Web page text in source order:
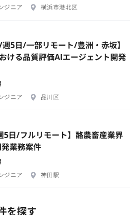
ジニア
横浜市港北区
週5日/一部リモート/豊洲・赤坂】
ける品質評価AIエージェント開発
ジニア
品川区
5日/フルリモート】酪農畜産業界
業務案件
ジニア
神田駅
を探す